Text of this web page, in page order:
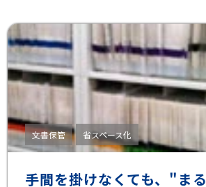
文書保管 省スペース化
手間を掛けなくても、"ま